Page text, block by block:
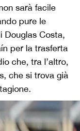
sarà facile
pure le
Douglas Costa,
per la trasferta
che, tra l’altro,
che si trova già